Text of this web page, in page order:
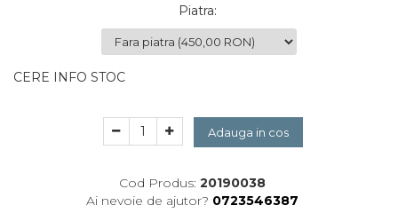
Piatra:
CERE INFO STOC
Adauga in cos
Cod Produs: 20190038
Ai nevoie de ajutor? 0723546387